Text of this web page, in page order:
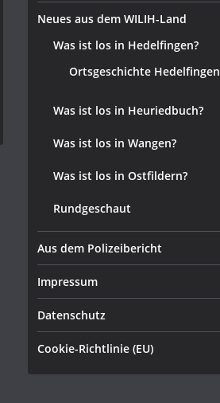
Neues aus dem WILIH-Land
Was ist los in Hedelfingen?
Ortsgeschichte Hedelfingen
Was ist los in Heuriedbuch?
Was ist los in Wangen?
Was ist los in Ostfildern?
Rundgeschaut
Aus dem Polizeibericht
Impressum
Datenschutz
Cookie-Richtlinie (EU)